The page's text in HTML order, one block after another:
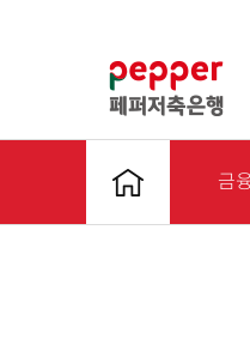
금